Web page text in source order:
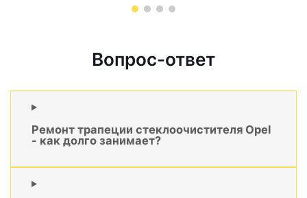
Вопрос-ответ
Ремонт трапеции стеклоочистителя Opel
- как долго занимает?